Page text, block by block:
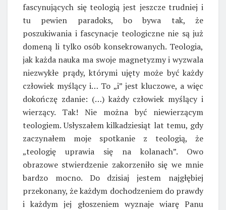
fascynujących się teologią jest jeszcze trudniej i
tu pewien paradoks, bo bywa tak, że
poszukiwania i fascynacje teologiczne nie są już
domeną li tylko osób konsekrowanych. Teologia,
jak każda nauka ma swoje magnetyzmy i wyzwala
niezwykłe prądy, którymi ujęty może być każdy
człowiek myślący i… To „i” jest kluczowe, a więc
dokończę zdanie: (…) każdy człowiek myślący i
wierzący. Tak! Nie można być niewierzącym
teologiem. Usłyszałem kilkadziesiąt lat temu, gdy
zaczynałem moje spotkanie z teologią, że
„teologię uprawia się na kolanach”. Owo
obrazowe stwierdzenie zakorzeniło się we mnie
bardzo mocno. Do dzisiaj jestem najgłębiej
przekonany, że każdym dochodzeniem do prawdy
i każdym jej głoszeniem wyznaje wiarę Panu